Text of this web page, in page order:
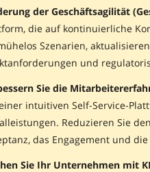
der Geschäftsagilität
die auf kontinuierliche
Szenarien,
und
Sie die
intuitiven Self-Service-
Reduzieren Sie
das Engagement und
Sie Ihr Unternehmen mit